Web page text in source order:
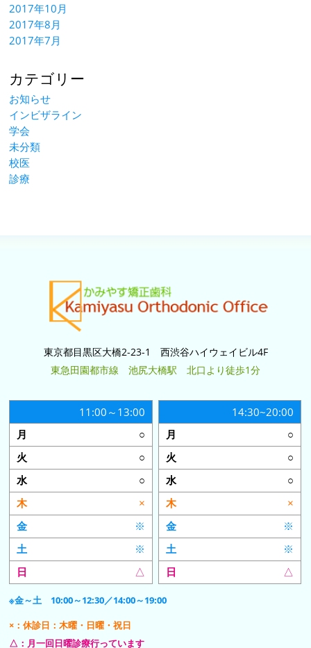
2017年10月
2017年8月
2017年7月
カテゴリー
お知らせ
インビザライン
学会
未分類
校医
診療
東京都目黒区大橋2-23-1 西渋谷ハイウェイビル4F
東急田園都市線 池尻大橋駅 北口より徒歩1分
11:00～13:00
○
○
○
×
※
※
△
14:30~20:00
○
○
○
×
※
※
△
※金～土 10:00～12:30／14:00～19:00
×：休診日：木曜・日曜・祝日
△：月一回日曜診療行っています